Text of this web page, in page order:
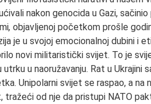
nakon genocida u Gazi,
, objavljenoj početkom prošle
je u svojoj emocionalnoj dubini i
novi militaristički svijet. To je
utrku u naoružavanju. Rat u
Unipolarni svijet se raspao, a
tražeći od nje da pristupi NATO